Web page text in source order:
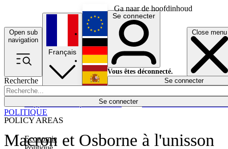
Ga naar de hoofdinhoud
Open sub
navigation
Close menu
Recherche
Se connecter
POLICY AREAS
Economie
Économie
Français
English
Deutsch
Español
Se connecter
Vous êtes déconnecté.
Se connecter
Macron et Osborne à l'unisson
POLITIQUE